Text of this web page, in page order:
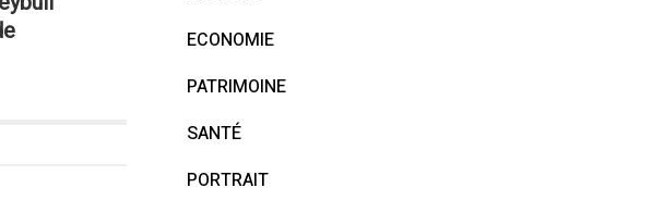
ECONOMIE
PATRIMOINE
SANTÉ
PORTRAIT